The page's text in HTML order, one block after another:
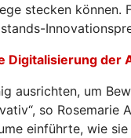
stecken können.
Digitalisierung der
ausrichten, um
so Rosemarie
einführte, wie